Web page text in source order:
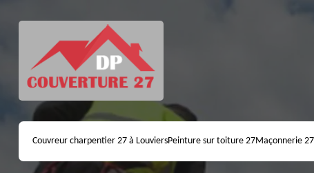
Couvreur charpentier 27 à LouviersPeinture sur toiture 27Maçonnerie 27